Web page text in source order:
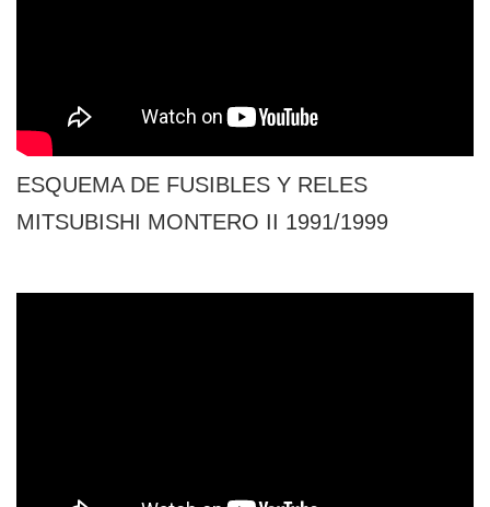
ESQUEMA DE FUSIBLES Y RELES
MITSUBISHI MONTERO II 1991/1999